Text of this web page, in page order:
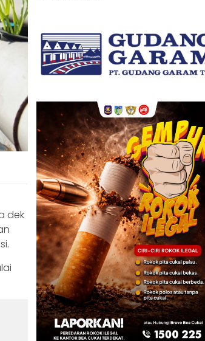
dek